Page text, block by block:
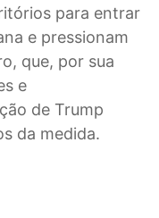
para entrar
e pressionam
que, por sua
e
de Trump
da medida.